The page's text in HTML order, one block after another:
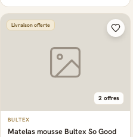
Livraison offerte
2 offres
BULTEX
Matelas mousse Bultex So Good